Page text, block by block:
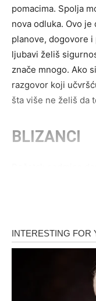
pomacima. Spolja
nova odluka. Ovo
planove, dogovore
ljubavi želiš
znače mnogo. Ako
razgovor koji
šta više ne želiš da
BLIZANCI
Telefon, poruke i
su vesti koje
rasipaš. U ljubavi
bliskost. Ova
su reči moćne – i